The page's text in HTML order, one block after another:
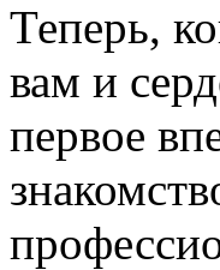
Теперь,
вам и
первое